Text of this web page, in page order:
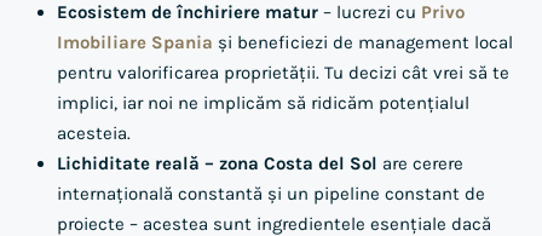
Ecosistem de închiriere matur – lucrezi cu Privo
Imobiliare Spania și beneficiezi de management local
pentru valorificarea proprietății. Tu decizi cât vrei să te
implici, iar noi ne implicăm să ridicăm potențialul
acesteia.
Lichiditate reală – zona Costa del Sol are cerere
internațională constantă și un pipeline constant de
proiecte – acestea sunt ingredientele esențiale dacă